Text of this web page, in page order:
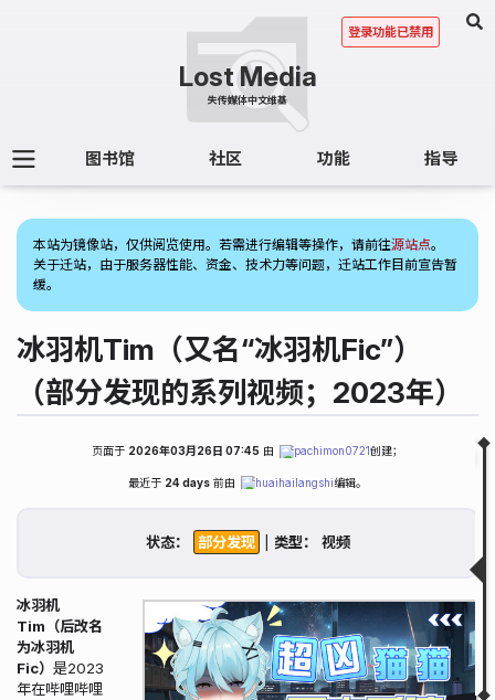
图书馆 社区 功能 指导
登录功能已禁用
本站为镜像站，仅供阅览使用。若需进行编辑等操作，请前往源站点。
关于迁站，由于服务器性能、资金、技术力等问题，迁站工作目前宣告暂
缓。
冰羽机Tim（又名“冰羽机Fic”）
（部分发现的系列视频；2023年）
获取状态
相关视频
▲ ▼
页面于 2026年03月26日 07:45 由 pachimon0721创建；
最近于 24 days 前由 huaihailangshi编辑。
状态： 类型：
冰羽机
Tim（后改名
为冰羽机
Fic） 是2023
年在哔哩哔哩